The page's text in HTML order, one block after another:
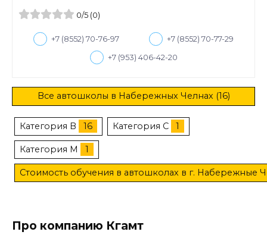
0/5(0)
+7 (8552) 70-76-97 +7 (8552) 70-77-29
+7 (953) 406-42-20
Все автошколы в Набережных Челнах (16)
Категория B 16 Категория C 1
Категория M 1
Стоимость обучения в автошколах в г. Набережные
Про компанию Кгамт